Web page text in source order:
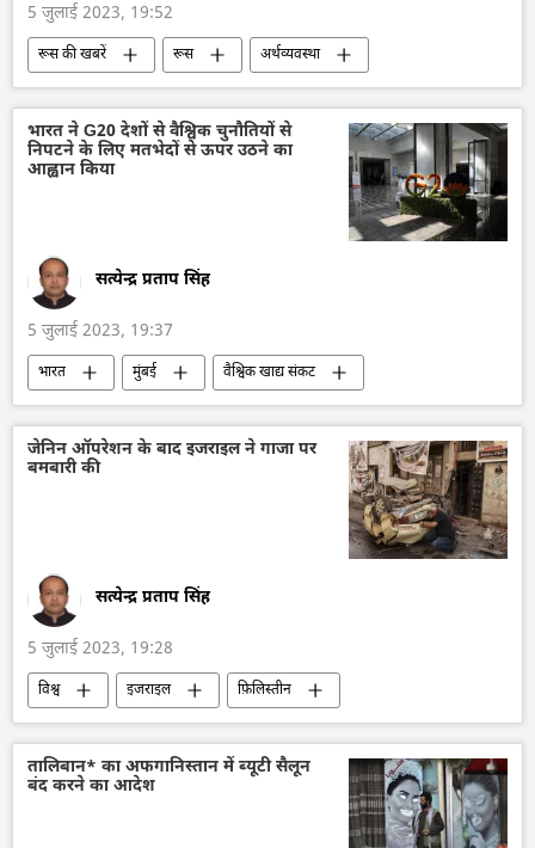
5 जुलाई 2023, 19:52
रूस की खबरें रूस
अर्थव्यवस्था
व्लादिमीर पुतिन
प्रतिबंध
रूस का विकास
क्रेमलिन
मास्को
आर्थिक मंच
आर्थिक संकट
भारत ने G20 देशों से वैश्विक चुनौतियों से
निपटने के लिए मतभेदों से ऊपर उठने का
आह्वान किया
सत्येन्द्र प्रताप सिंह
5 जुलाई 2023, 19:37
भारत मुंबई
वैश्विक खाद्य संकट
जलवायु परिवर्तन
डेटा सुरक्षा
राष्ट्रीय सुरक्षा
वैश्विक आर्थिक स्थिरता
विज्ञान एवं प्रौद्योगिकी
जी20
जेनिन ऑपरेशन के बाद इजराइल ने गाजा पर
बमबारी की
सत्येन्द्र प्रताप सिंह
5 जुलाई 2023, 19:28
विश्व इजराइल
फ़िलिस्तीन
मध्य पूर्व
सीमा विवाद
विवाद
इज़राइल रक्षा सेना
गाज़ा पट्टी
मृत्यु दर
तालिबान* का अफगानिस्तान में ब्यूटी सैलून
बंद करने का आदेश